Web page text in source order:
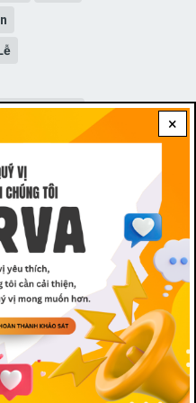
×
Audience
US!
LẠC Dark theme